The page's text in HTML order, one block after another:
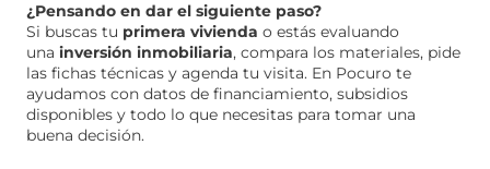
¿Pensando en dar el siguiente paso?
Si buscas tu primera vivienda o estás evaluando
una inversión inmobiliaria, compara los materiales, pide
las fichas técnicas y agenda tu visita. En Pocuro te
ayudamos con datos de financiamiento, subsidios
disponibles y todo lo que necesitas para tomar una
buena decisión.